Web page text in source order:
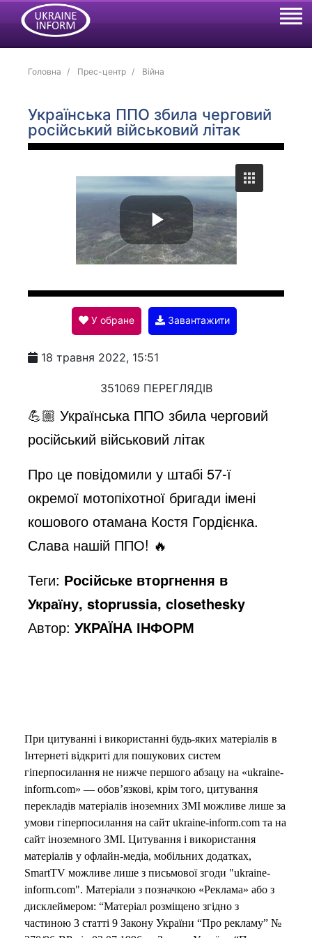
Головна Прес-центр Війна
Українська ППО збила черговий
російський військовий літак
P
l
a
y
V
i
d
e
o
У обране Завантажити
18 травня 2022, 15:51
351069 ПЕРЕГЛЯДІВ
💪🏼 Українська ППО збила черговий
російський військовий літак
Про це повідомили у штабі 57-ї
окремої мотопіхотної бригади імені
кошового отамана Костя Гордієнка.
Слава нашій ППО! 🔥
Теги: Російське вторгнення в
Україну, stoprussia, closethesky
Автор:УКРАЇНА ІНФОРМ
При цитуванні і використанні будь-яких матеріалів в
Інтернеті відкриті для пошукових систем
гіперпосилання не нижче першого абзацу на «ukraine-
inform.com» — обов’язкові, крім того, цитування
перекладів матеріалів іноземних ЗМІ можливе лише за
умови гіперпосилання на сайт ukraine-inform.com та на
сайт іноземного ЗМІ. Цитування і використання
матеріалів у офлайн-медіа, мобільних додатках,
SmartTV можливе лише з письмової згоди "ukraine-
inform.com". Матеріали з позначкою «Реклама» або з
дисклеймером: “Матеріал розміщено згідно з
частиною 3 статті 9 Закону України “Про рекламу” №